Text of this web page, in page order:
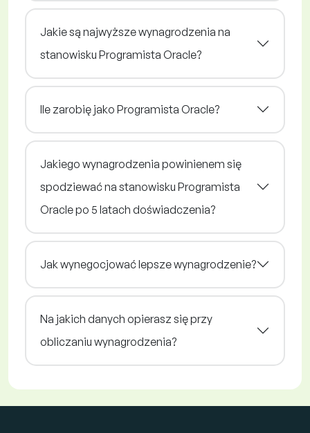
Jakie są najwyższe wynagrodzenia na
stanowisku Programista Oracle?
Ile zarobię jako Programista Oracle?
Jakiego wynagrodzenia powinienem się
spodziewać na stanowisku Programista
Oracle po 5 latach doświadczenia?
Jak wynegocjować lepsze wynagrodzenie?
Na jakich danych opierasz się przy
obliczaniu wynagrodzenia?